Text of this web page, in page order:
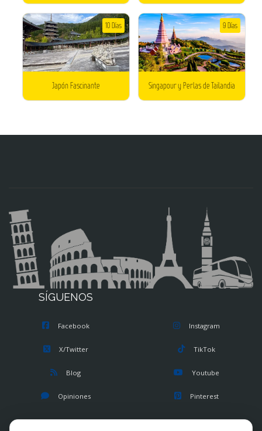
Japón Fascinante
10 Días
Singapour y Perlas de Tailandia
9 Días
SÍGUENOS
Facebook
X/Twitter
Blog
Opiniones
Instagram
TikTok
Youtube
Pinterest